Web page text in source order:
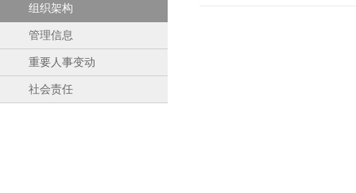
组织架构
管理信息
重要人事变动
社会责任